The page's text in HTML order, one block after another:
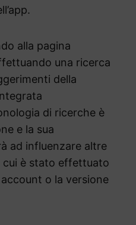
alla pagina
una ricerca
della
di ricerche è
e la sua
ad influenzare altre
cui è stato effettuato
o la versione